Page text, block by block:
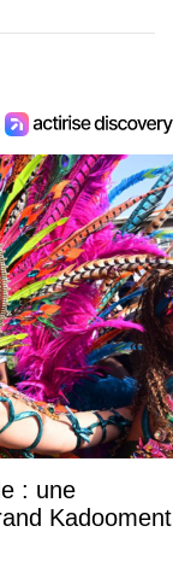
: une
Kadooment